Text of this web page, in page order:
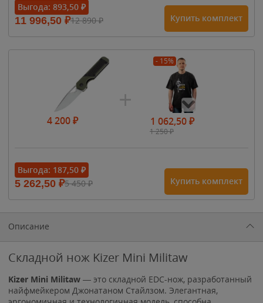
Выгода: 893,50 ₽
11 996,50 ₽12 890₽ Купить комплект
4 200₽
- 15%
1 062,50₽
1 250₽
1 615₽
1 900₽1 900₽
Выгода: 187,50 ₽
5 262,50 ₽5 450₽ Купить комплект
Описание
Складной нож Kizer Mini Militaw
Kizer Mini Militaw — это складной EDC-нож, разработанный
найфмейкером Джонатаном Стайлзом. Элегантная,